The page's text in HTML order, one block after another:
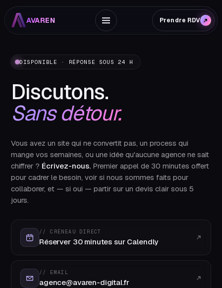
Contactez Avaren Digital
AVAREN Prendre RDV
DISPONIBLE · RÉPONSE SOUS 24 H
Discutons.
Sans détour.
Vous avez un site qui ne convertit pas, un process qui
mange vos semaines, ou une idée qu'aucune agence ne sait
chiffrer ? Écrivez-nous. Premier appel de 30 minutes offert
pour cadrer le besoin, voir si nous sommes faits pour
collaborer, et — si oui — partir sur un devis clair sous 5
jours.
// CRÉNEAU DIRECT
Réserver 30 minutes sur Calendly
// EMAIL
agence@avaren-digital.fr